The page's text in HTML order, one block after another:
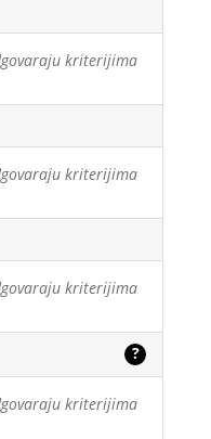
kriterijima
kriterijima
kriterijima
?
kriterijima